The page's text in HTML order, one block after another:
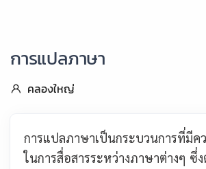
การแปลภาษา
คลองใหญ่
การแปลภาษาเป็นกระบวนการที่มีค
ในการสื่อสารระหว่างภาษาต่างๆ ซึ่